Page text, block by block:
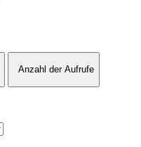
Anzahl der Aufrufe